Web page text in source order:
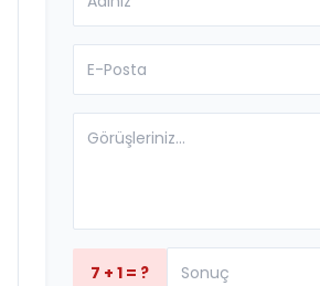
7 + 1 = ?